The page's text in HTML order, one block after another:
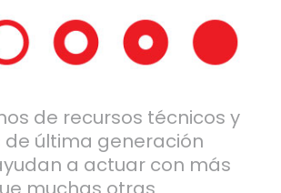
de recursos técnicos y
de última generación
a actuar con más